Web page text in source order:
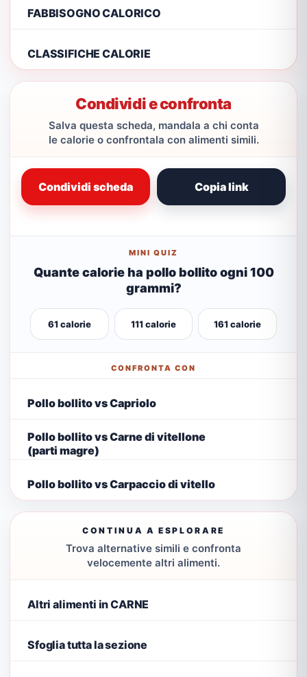
FABBISOGNO CALORICO
CLASSIFICHE CALORIE
Condividi e confronta
Salva questa scheda, mandala a chi conta
le calorie o confrontala con alimenti simili.
Condividi scheda Copia link
MINI QUIZ
Quante calorie ha pollo bollito ogni 100
grammi?
61 calorie 111 calorie 161 calorie
CONFRONTA CON
Pollo bollito vs Capriolo
Pollo bollito vs Carne di vitellone
(parti magre)
Pollo bollito vs Carpaccio di vitello
CONTINUA A ESPLORARE
Trova alternative simili e confronta
velocemente altri alimenti.
Altri alimenti in CARNE
Sfoglia tutta la sezione